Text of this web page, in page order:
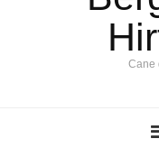
Cane